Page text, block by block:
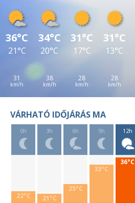
36°C
21°C
31
34°C
20°C
38
31°C
17°C
28
31°C
13°C
28
VÁRHATÓ IDŐJÁRÁS MA
0h
22°C
3h
21°C
6h
25°C
9h
33°C
12h
36°C